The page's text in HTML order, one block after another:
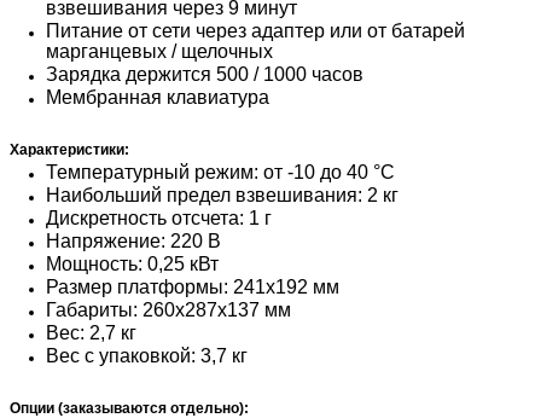
взвешивания через 9 минут
Питание от сети через адаптер или от батарей
марганцевых / щелочных
Зарядка держится 500 / 1000 часов
Мембранная клавиатура
Характеристики:
Температурный режим: от -10 до 40 °С
Наибольший предел взвешивания: 2 кг
Дискретность отсчета: 1 г
Напряжение: 220 В
Мощность: 0,25 кВт
Размер платформы: 241x192 мм
Габариты: 260x287x137 мм
Вес: 2,7 кг
Вес с упаковкой: 3,7 кг
Опции (заказываются отдельно):